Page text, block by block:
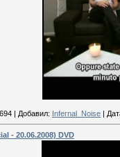
694 Добавил: Infernal_Noise
- 20.06.2008) DVD